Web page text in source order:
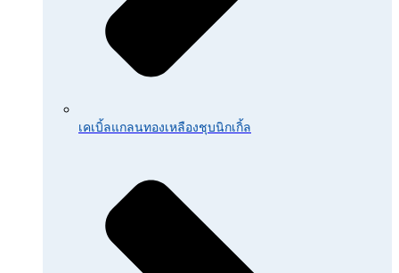
เคเบิ้ลแกลนทองเหลืองชุบนิกเกิ้ล